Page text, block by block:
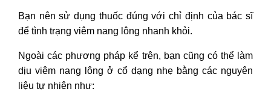
Bạn nên sử dụng thuốc đúng với chỉ định của bác sĩ
để tình trạng viêm nang lông nhanh khỏi.
Ngoài các phương pháp kể trên, bạn cũng có thể làm
dịu viêm nang lông ở cổ dạng nhẹ bằng các nguyên
liệu tự nhiên như: